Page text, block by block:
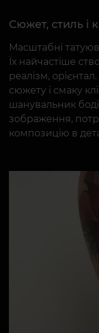
Сюжет, стиль і
Масштабні
Їх найчастіше
реалізм,
сюжету і смаку
шанувальник
зображення,
композицію в